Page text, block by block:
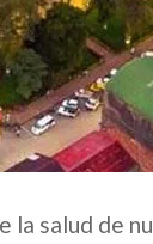
la salud de